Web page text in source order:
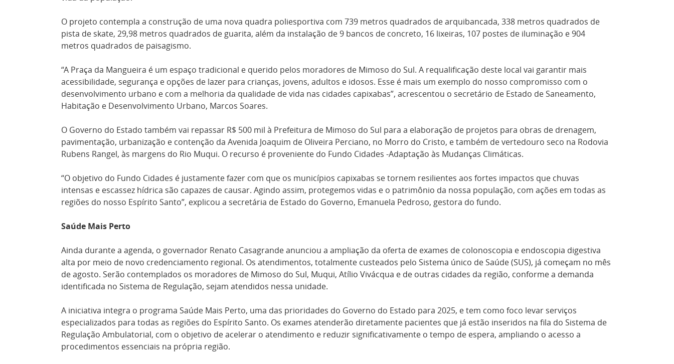
O projeto contempla a construção de uma nova quadra poliesportiva com 739 metros quadrados de arquibancada, 338 metros quadrados de
pista de skate, 29,98 metros quadrados de guarita, além da instalação de 9 bancos de concreto, 16 lixeiras, 107 postes de iluminação e 904
metros quadrados de paisagismo.
“A Praça da Mangueira é um espaço tradicional e querido pelos moradores de Mimoso do Sul. A requalificação deste local vai garantir mais
acessibilidade, segurança e opções de lazer para crianças, jovens, adultos e idosos. Esse é mais um exemplo do nosso compromisso com o
desenvolvimento urbano e com a melhoria da qualidade de vida nas cidades capixabas”, acrescentou o secretário de Estado de Saneamento,
Habitação e Desenvolvimento Urbano, Marcos Soares.
O Governo do Estado também vai repassar R$ 500 mil à Prefeitura de Mimoso do Sul para a elaboração de projetos para obras de drenagem,
pavimentação, urbanização e contenção da Avenida Joaquim de Oliveira Perciano, no Morro do Cristo, e também de vertedouro seco na Rodovia
Rubens Rangel, às margens do Rio Muqui. O recurso é proveniente do Fundo Cidades -Adaptação às Mudanças Climáticas.
“O objetivo do Fundo Cidades é justamente fazer com que os municípios capixabas se tornem resilientes aos fortes impactos que chuvas
intensas e escassez hídrica são capazes de causar. Agindo assim, protegemos vidas e o patrimônio da nossa população, com ações em todas as
regiões do nosso Espírito Santo”, explicou a secretária de Estado do Governo, Emanuela Pedroso, gestora do fundo.
Saúde Mais Perto
Ainda durante a agenda, o governador Renato Casagrande anunciou a ampliação da oferta de exames de colonoscopia e endoscopia digestiva
alta por meio de novo credenciamento regional. Os atendimentos, totalmente custeados pelo Sistema único de Saúde (SUS), já começam no mês
de agosto. Serão contemplados os moradores de Mimoso do Sul, Muqui, Atílio Vivácqua e de outras cidades da região, conforme a demanda
identificada no Sistema de Regulação, sejam atendidos nessa unidade.
A iniciativa integra o programa Saúde Mais Perto, uma das prioridades do Governo do Estado para 2025, e tem como foco levar serviços
especializados para todas as regiões do Espírito Santo. Os exames atenderão diretamente pacientes que já estão inseridos na fila do Sistema de
Regulação Ambulatorial, com o objetivo de acelerar o atendimento e reduzir significativamente o tempo de espera, ampliando o acesso a
procedimentos essenciais na própria região.